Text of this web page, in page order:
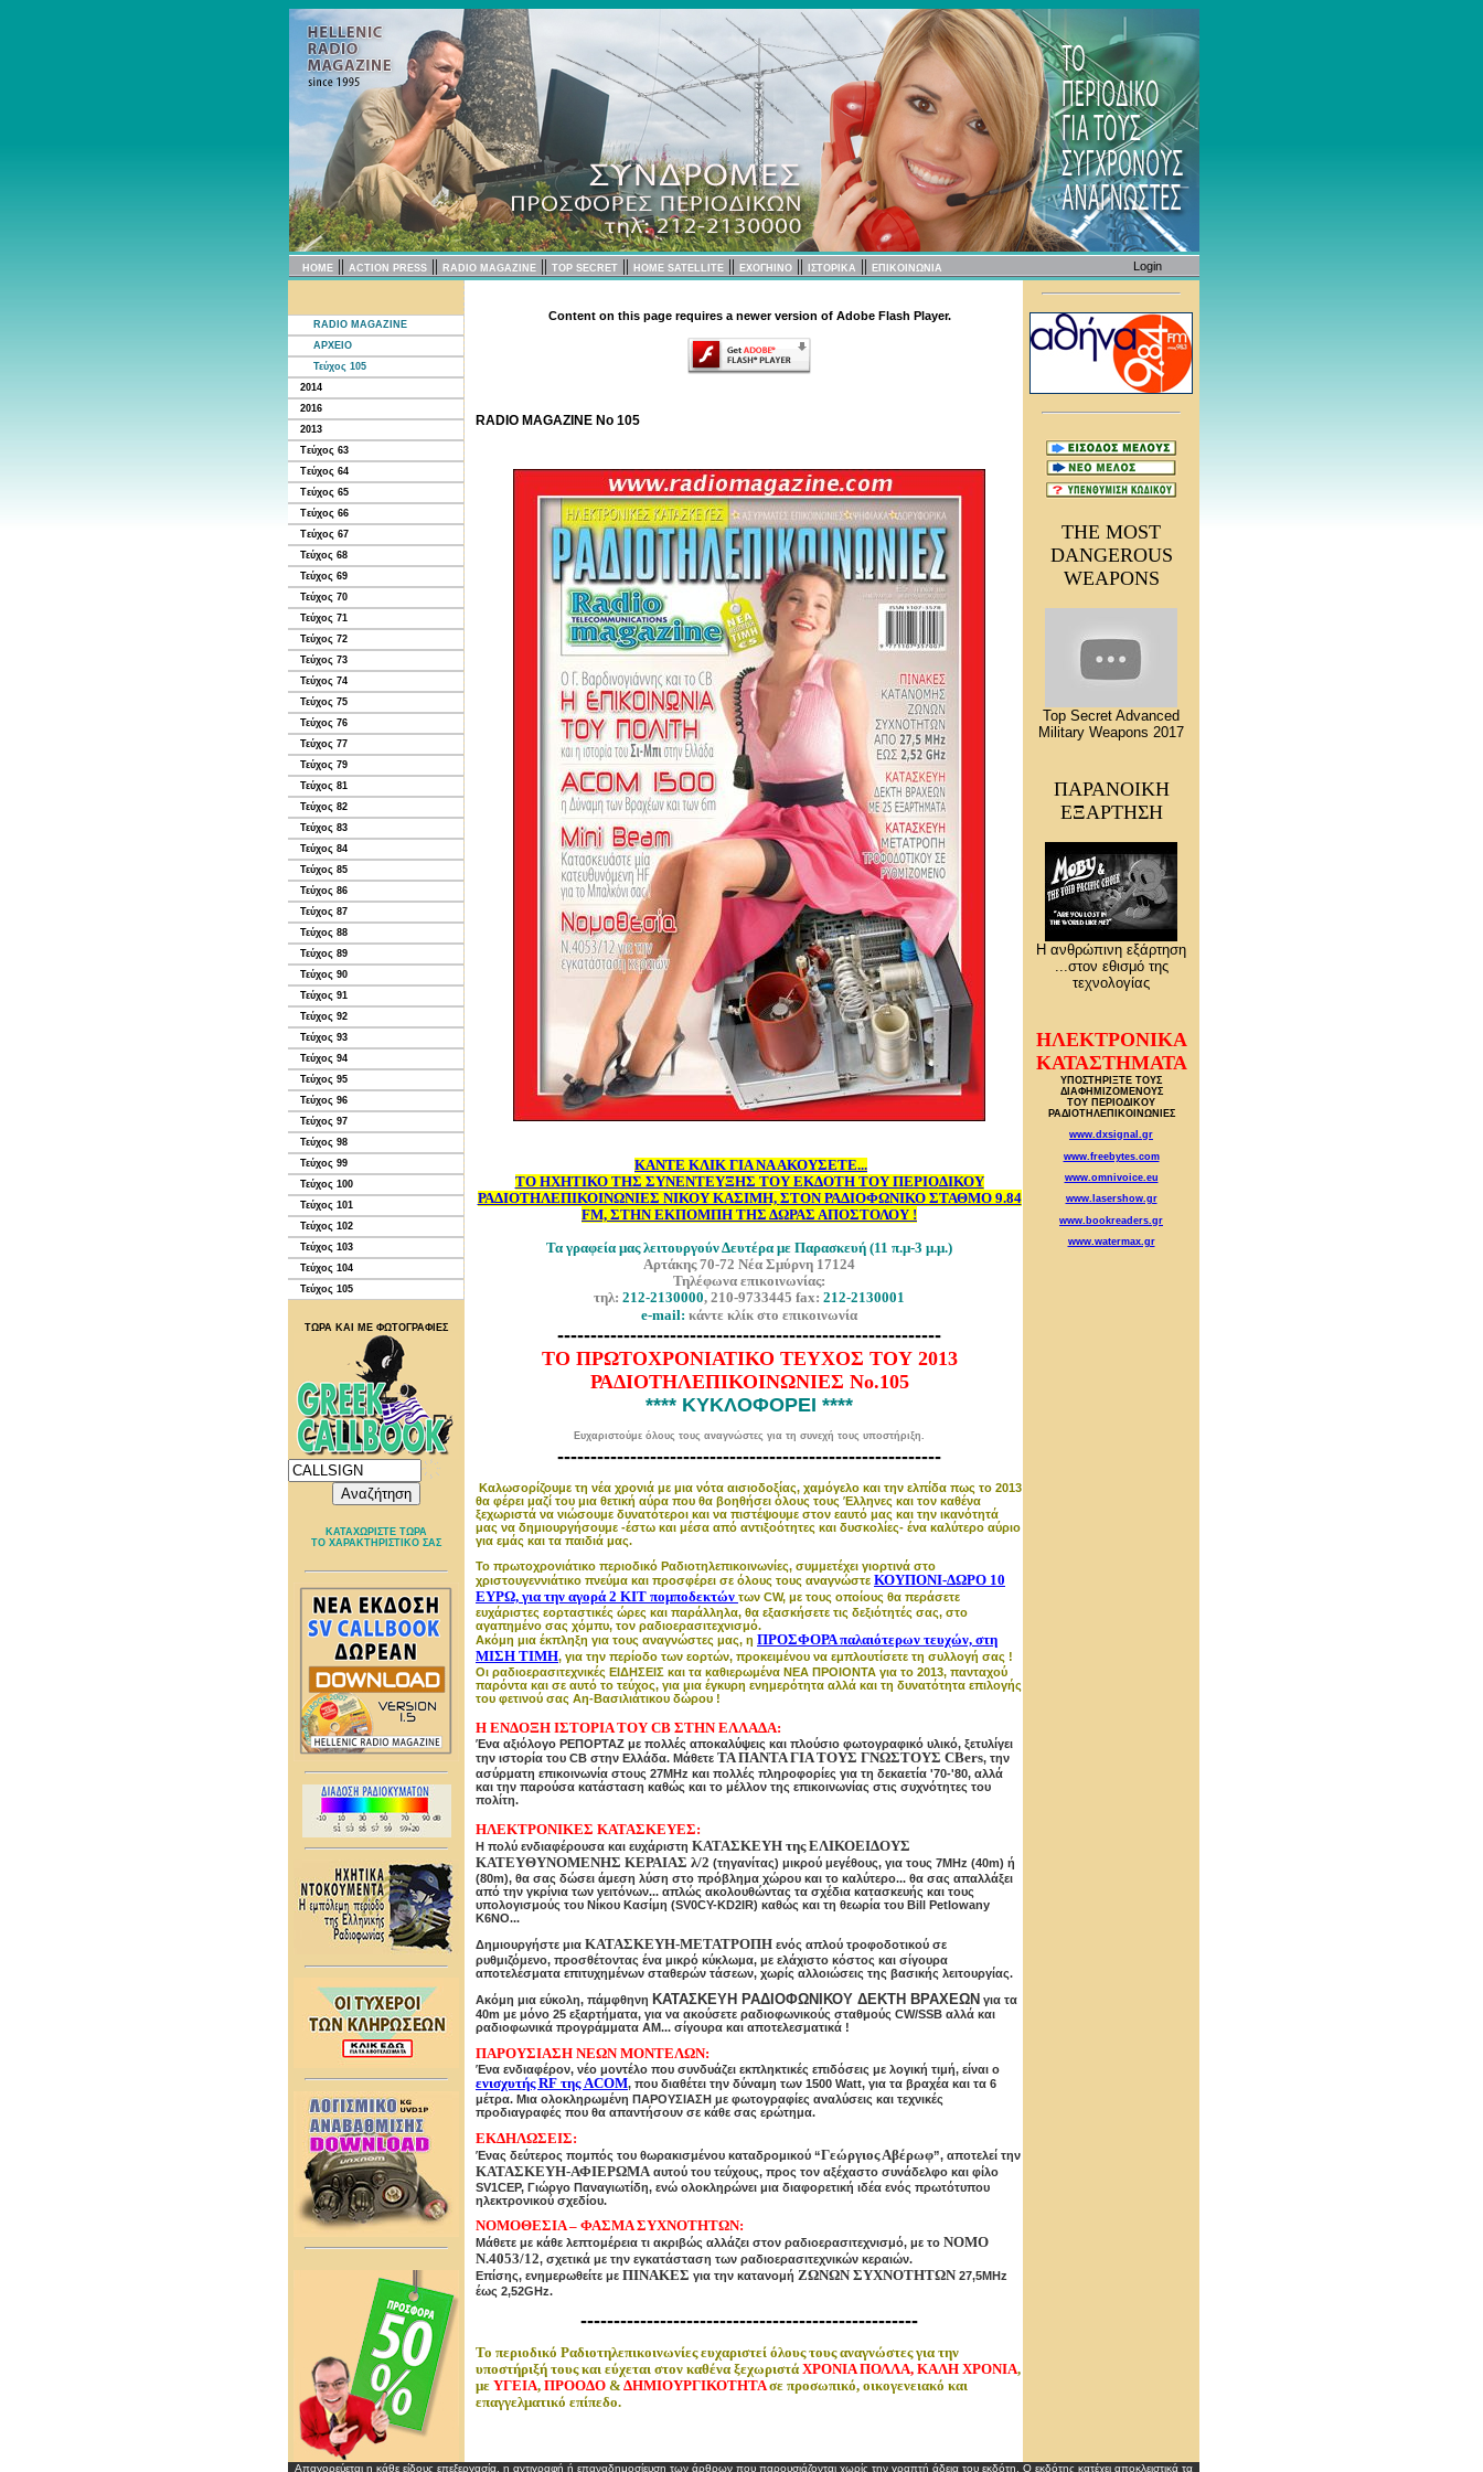
HOME || ACTION PRESS || RADIO MAGAZINE || TOP SECRET || HOME SATELLITE || EXOΓΗΙΝΟ || ΙΣΤΟΡΙΚΑ || ΕΠΙΚΟΙΝΩΝΙΑ Login
RADIO MAGAZINE
ΑΡΧΕΙΟ
Τεύχος 105
2014
2016
2013
Tεύχος 63
Tεύχος 64
Tεύχος 65
Tεύχος 66
Tεύχος 67
Τεύχος 68
Τεύχος 69
Τεύχος 70
Τεύχος 71
Τεύχος 72
Τεύχος 73
Τεύχος 74
Τεύχος 75
Τεύχος 76
Τεύχος 77
Τεύχος 79
Τεύχος 81
Τεύχος 82
Τεύχος 83
Τεύχος 84
Τεύχος 85
Τεύχος 86
Τεύχος 87
Τεύχος 88
Τεύχος 89
Τεύχος 90
Τεύχος 91
Τεύχος 92
Τεύχος 93
Τεύχος 94
Τεύχος 95
Τεύχος 96
Τεύχος 97
Τεύχος 98
Τεύχος 99
Τεύχος 100
Τεύχος 101
Τεύχος 102
Τεύχος 103
Τεύχος 104
Τεύχος 105
ΤΩΡΑ ΚΑΙ ΜΕ ΦΩΤΟΓΡΑΦΙΕΣ
ΚΑΤΑΧΩΡΙΣΤΕ ΤΩΡΑ
ΤΟ ΧΑΡΑΚΤΗΡΙΣΤΙΚΟ ΣΑΣ
Content on this page requires a newer version of Adobe Flash Player.
RADIO MAGAZINE No 105
ΚΑΝΤΕ ΚΛΙΚ ΓΙΑ ΝΑ ΑΚΟΥΣΕΤΕ...
ΤΟ ΗΧΗΤΙΚΟ ΤΗΣ ΣΥΝΕΝΤΕΥΞΗΣ ΤΟΥ ΕΚΔΟΤΗ ΤΟΥ ΠΕΡΙΟΔΙΚΟΥ
ΡΑΔΙΟΤΗΛΕΠΙΚΟΙΝΩΝΙΕΣ ΝΙΚΟΥ ΚΑΣΙΜΗ, ΣΤΟΝ ΡΑΔΙΟΦΩΝΙΚΟ ΣΤΑΘΜΟ 9.84
FM, ΣΤΗΝ ΕΚΠΟΜΠΗ ΤΗΣ ΔΩΡΑΣ ΑΠΟΣΤΟΛΟΥ !
Τα γραφεία μας λειτουργούν Δευτέρα με Παρασκευή (11 π.μ-3 μ.μ.)
Αρτάκης 70-72 Νέα Σμύρνη 17124
Τηλέφωνα επικοινωνίας:
τηλ: 212-2130000, 210-9733445 fax: 212-2130001
e-mail: κάντε κλίκ στο επικοινωνία
----------------------------------------------------------
ΤΟ ΠΡΩΤΟΧΡΟΝΙΑΤΙΚΟ ΤΕΥΧΟΣ ΤΟΥ 2013
ΡΑΔΙΟΤΗΛΕΠΙΚΟΙΝΩΝΙΕΣ No.105
**** ΚΥΚΛΟΦΟΡΕΙ ****
Ευχαριστούμε όλους τους αναγνώστες για τη συνεχή τους υποστήριξη.
----------------------------------------------------------
Καλωσορίζουμε τη νέα χρονιά με μια νότα αισιοδοξίας, χαμόγελο και την ελπίδα πως το 2013
θα φέρει μαζί του μια θετική αύρα που θα βοηθήσει όλους τους Έλληνες και τον καθένα
ξεχωριστά να νιώσουμε δυνατότεροι και να πιστέψουμε στον εαυτό μας και την ικανότητά
μας να δημιουργήσουμε -έστω και μέσα από αντιξοότητες και δυσκολίες- ένα καλύτερο αύριο
για εμάς και τα παιδιά μας.
Το πρωτοχρονιάτικο περιοδικό Ραδιοτηλεπικοινωνίες, συμμετέχει γιορτινά στο
χριστουγεννιάτικο πνεύμα και προσφέρει σε όλους τους αναγνώστε ΚΟΥΠΟΝΙ-ΔΩΡΟ 10
ΕΥΡΩ, για την αγορά 2 ΚΙΤ πομποδεκτών των CW, με τους οποίους θα περάσετε
ευχάριστες εορταστικές ώρες και παράλληλα, θα εξασκήσετε τις δεξιότητές σας, στο
αγαπημένο σας χόμπυ, τον ραδιοερασιτεχνισμό.
Ακόμη μια έκπληξη για τους αναγνώστες μας, η ΠΡΟΣΦΟΡΑ παλαιότερων τευχών, στη
ΜΙΣΗ ΤΙΜΗ, για την περίοδο των εορτών, προκειμένου να εμπλουτίσετε τη συλλογή σας !
Οι ραδιοερασιτεχνικές ΕΙΔΗΣΕΙΣ και τα καθιερωμένα ΝΕΑ ΠΡΟΙΟΝΤΑ για το 2013, πανταχού
παρόντα και σε αυτό το τεύχος, για μια έγκυρη ενημερότητα αλλά και τη δυνατότητα επιλογής
του φετινού σας Αη-Βασιλιάτικου δώρου !
Η ΕΝΔΟΞΗ ΙΣΤΟΡΙΑ ΤΟΥ CB ΣΤΗΝ ΕΛΛΑΔΑ:
Ένα αξιόλογο ΡΕΠΟΡΤΑΖ με πολλές αποκαλύψεις και πλούσιο φωτογραφικό υλικό, ξετυλίγει
την ιστορία του CB στην Ελλάδα. Μάθετε ΤΑ ΠΑΝΤΑ ΓΙΑ ΤΟΥΣ ΓΝΩΣΤΟΥΣ CBers, την
ασύρματη επικοινωνία στους 27MHz και πολλές πληροφορίες για τη δεκαετία '70-'80, αλλά
και την παρούσα κατάσταση καθώς και το μέλλον της επικοινωνίας στις συχνότητες του
πολίτη.
ΗΛΕΚΤΡΟΝΙΚΕΣ ΚΑΤΑΣΚΕΥΕΣ:
Η πολύ ενδιαφέρουσα και ευχάριστη KATAΣKEYH της EΛΙΚΟΕΙΔΟΥΣ
ΚΑΤΕΥΘΥΝΟΜΕΝΗΣ ΚΕΡΑΙΑΣ λ/2 (τηγανίτας) μικρού μεγέθους, για τους 7MHz (40m) ή
(80m), θα σας δώσει άμεση λύση στο πρόβλημα χώρου και το καλύτερο... θα σας απαλλάξει
από την γκρίνια των γειτόνων... απλώς ακολουθώντας τα σχέδια κατασκευής και τους
υπολογισμούς του Νίκου Κασίμη (SV0CY-KD2IR) καθώς και τη θεωρία του Bill Petlowany
K6NO...
Δημιουργήστε μια ΚΑΤΑΣΚΕΥΗ-ΜΕΤΑΤΡΟΠΗ ενός απλού τροφοδοτικού σε
ρυθμιζόμενο, προσθέτοντας ένα μικρό κύκλωμα, με ελάχιστο κόστος και σίγουρα
αποτελέσματα επιτυχημένων σταθερών τάσεων, χωρίς αλλοιώσεις της βασικής λειτουργίας.
Ακόμη μια εύκολη, πάμφθηνη ΚΑΤΑΣΚΕΥΗ ΡΑΔΙΟΦΩΝΙΚΟΥ ΔΕΚΤΗ ΒΡΑΧΕΩΝ για τα
40m με μόνο 25 εξαρτήματα, για να ακούσετε ραδιοφωνικούς σταθμούς CW/SSB αλλά και
ραδιοφωνικά προγράμματα ΑΜ... σίγουρα και αποτελεσματικά !
ΠΑΡΟΥΣΙΑΣΗ ΝΕΩΝ ΜΟΝΤΕΛΩΝ:
Ένα ενδιαφέρον, νέο μοντέλο που συνδυάζει εκπληκτικές επιδόσεις με λογική τιμή, είναι ο
ενισχυτής RF της ACOM, που διαθέτει την δύναμη των 1500 Watt, για τα βραχέα και τα 6
μέτρα. Μια ολοκληρωμένη ΠΑΡΟΥΣΙΑΣΗ με φωτογραφίες αναλύσεις και τεχνικές
προδιαγραφές που θα απαντήσουν σε κάθε σας ερώτημα.
ΕΚΔΗΛΩΣΕΙΣ:
Ένας δεύτερος πομπός του θωρακισμένου καταδρομικού “Γεώργιος Αβέρωφ”, αποτελεί την
ΚΑΤΑΣΚΕΥΗ-ΑΦΙΕΡΩΜΑ αυτού του τεύχους, προς τον αξέχαστο συνάδελφο και φίλο
SV1CEP, Γιώργο Παναγιωτίδη, ενώ ολοκληρώνει μια διαφορετική ιδέα ενός πρωτότυπου
ηλεκτρονικού σχεδίου.
ΝΟΜΟΘΕΣΙΑ – ΦΑΣΜΑ ΣΥΧΝΟΤΗΤΩΝ:
Μάθετε με κάθε λεπτομέρεια τι ακριβώς αλλάζει στον ραδιοερασιτεχνισμό, με το ΝΟΜΟ
Ν.4053/12, σχετικά με την εγκατάσταση των ραδιοερασιτεχνικών κεραιών.
Επίσης, ενημερωθείτε με ΠΙΝΑΚΕΣ για την κατανομή ΖΩΝΩΝ ΣΥΧΝΟΤΗΤΩΝ 27,5MHz
έως 2,52GHz.
---------------------------------------------------
Το περιοδικό Ραδιοτηλεπικοινωνίες ευχαριστεί όλους τους αναγνώστες για την
υποστήριξή τους και εύχεται στον καθένα ξεχωριστά ΧΡΟΝΙΑ ΠΟΛΛΑ, ΚΑΛΗ ΧΡΟΝΙΑ,
με ΥΓΕΙΑ, ΠΡΟΟΔΟ & ΔΗΜΙΟΥΡΓΙΚΟΤΗΤΑσε προσωπικό, οικογενειακό και
επαγγελματικό επίπεδο.
THE MOST
DANGEROUS
WEAPONS
Top Secret Advanced
Military Weapons 2017
ΠΑΡΑΝΟΙΚΗ
ΕΞΑΡΤΗΣΗ
Η ανθρώπινη εξάρτηση
...στον εθισμό της
τεχνολογίας
ΗΛΕΚΤΡΟΝΙΚΑ
ΚΑΤΑΣΤΗΜΑΤΑ
ΥΠΟΣΤΗΡΙΞΤΕ ΤΟΥΣ
ΔΙΑΦΗΜΙΖΟΜΕΝΟΥΣ
ΤΟΥ ΠΕΡΙΟΔΙΚΟΥ
ΡΑΔΙΟΤΗΛΕΠΙΚΟΙΝΩΝΙΕΣ
www.dxsignal.gr
www.freebytes.com
www.omnivoice.eu
www.lasershow.gr
www.bookreaders.gr
www.watermax.gr
Απαγορεύεται η κάθε είδους επεξεργασία, η αντιγραφή ή επαναδημοσίευση των άρθρων που παρουσιάζονται χωρίς την γραπτή άδεια του εκδότη. Ο εκδότης κατέχει αποκλειστικά τα